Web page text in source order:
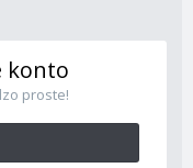
konto
proste!